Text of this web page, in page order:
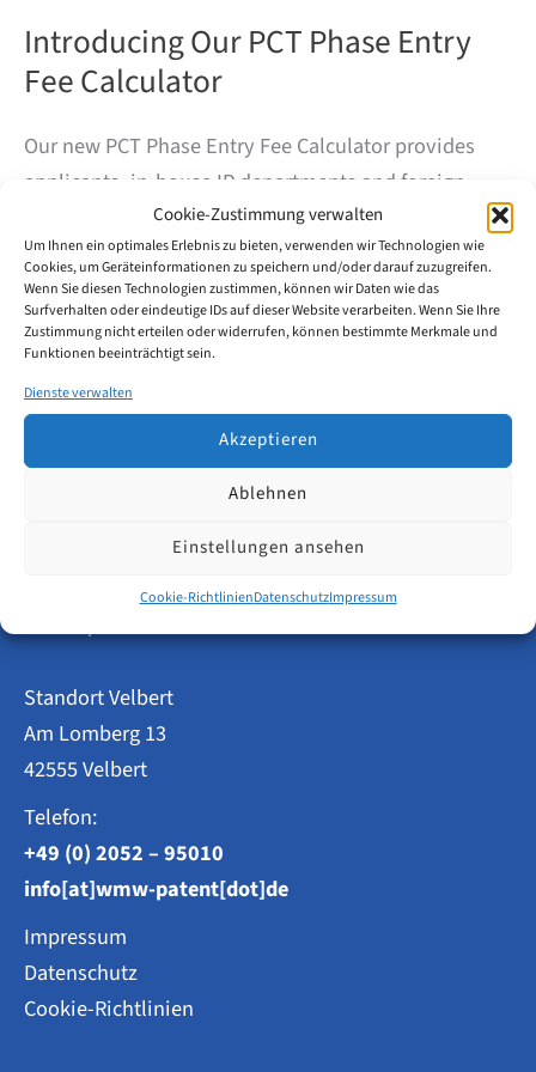
Cookie-Zustimmung verwalten
Um Ihnen ein optimales Erlebnis zu bieten, verwenden wir Technologien wie
Cookies, um Geräteinformationen zu speichern und/oder darauf zuzugreifen.
Wenn Sie diesen Technologien zustimmen, können wir Daten wie das
Surfverhalten oder eindeutige IDs auf dieser Website verarbeiten. Wenn Sie Ihre
Zustimmung nicht erteilen oder widerrufen, können bestimmte Merkmale und
Funktionen beeinträchtigt sein.
Dienste verwalten
Akzeptieren
Ablehnen
Einstellungen ansehen
Cookie-RichtlinienDatenschutzImpressum
Introducing Our PCT Phase Entry
Fee Calculator
Our new PCT Phase Entry Fee Calculator provides
applicants, in-house IP departments and foreign
patent attorneys with a practical first estimate of
deadlines and official fees for entering the German
national phase or European regional phase from a
PCT application.
Introducing
Our
Phase
Weiterlesen
Patentanwälte
Standort Velbert
Am Lomberg 13
42555 Velbert
Telefon:
+49 (0) 2052 – 95010
info[at]wmw-patent[dot]de
Impressum
Datenschutz
Cookie-Richtlinien